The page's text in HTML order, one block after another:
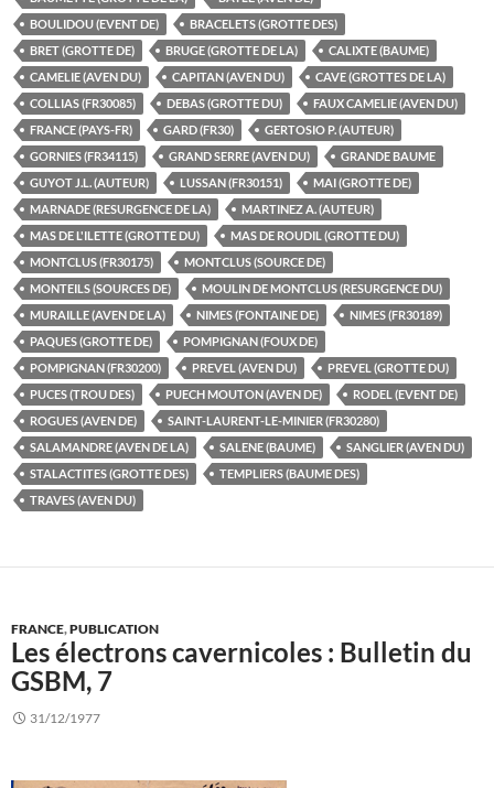
BOULIDOU (EVENT DE)
BRACELETS (GROTTE DES)
BRET (GROTTE DE)
BRUGE (GROTTE DE LA)
CALIXTE (BAUME)
CAMELIE (AVEN DU)
CAPITAN (AVEN DU)
CAVE (GROTTES DE LA)
COLLIAS (FR30085)
DEBAS (GROTTE DU)
FAUX CAMELIE (AVEN DU)
FRANCE (PAYS-FR)
GARD (FR30)
GERTOSIO P. (AUTEUR)
GORNIES (FR34115)
GRAND SERRE (AVEN DU)
GRANDE BAUME
GUYOT J.L. (AUTEUR)
LUSSAN (FR30151)
MAI (GROTTE DE)
MARNADE (RESURGENCE DE LA)
MARTINEZ A. (AUTEUR)
MAS DE L'ILETTE (GROTTE DU)
MAS DE ROUDIL (GROTTE DU)
MONTCLUS (FR30175)
MONTCLUS (SOURCE DE)
MONTEILS (SOURCES DE)
MOULIN DE MONTCLUS (RESURGENCE DU)
MURAILLE (AVEN DE LA)
NIMES (FONTAINE DE)
NIMES (FR30189)
PAQUES (GROTTE DE)
POMPIGNAN (FOUX DE)
POMPIGNAN (FR30200)
PREVEL (AVEN DU)
PREVEL (GROTTE DU)
PUCES (TROU DES)
PUECH MOUTON (AVEN DE)
RODEL (EVENT DE)
ROGUES (AVEN DE)
SAINT-LAURENT-LE-MINIER (FR30280)
SALAMANDRE (AVEN DE LA)
SALENE (BAUME)
SANGLIER (AVEN DU)
STALACTITES (GROTTE DES)
TEMPLIERS (BAUME DES)
TRAVES (AVEN DU)
FRANCE,PUBLICATION
Les électrons cavernicoles : Bulletin du
GSBM, 7
31/12/1977